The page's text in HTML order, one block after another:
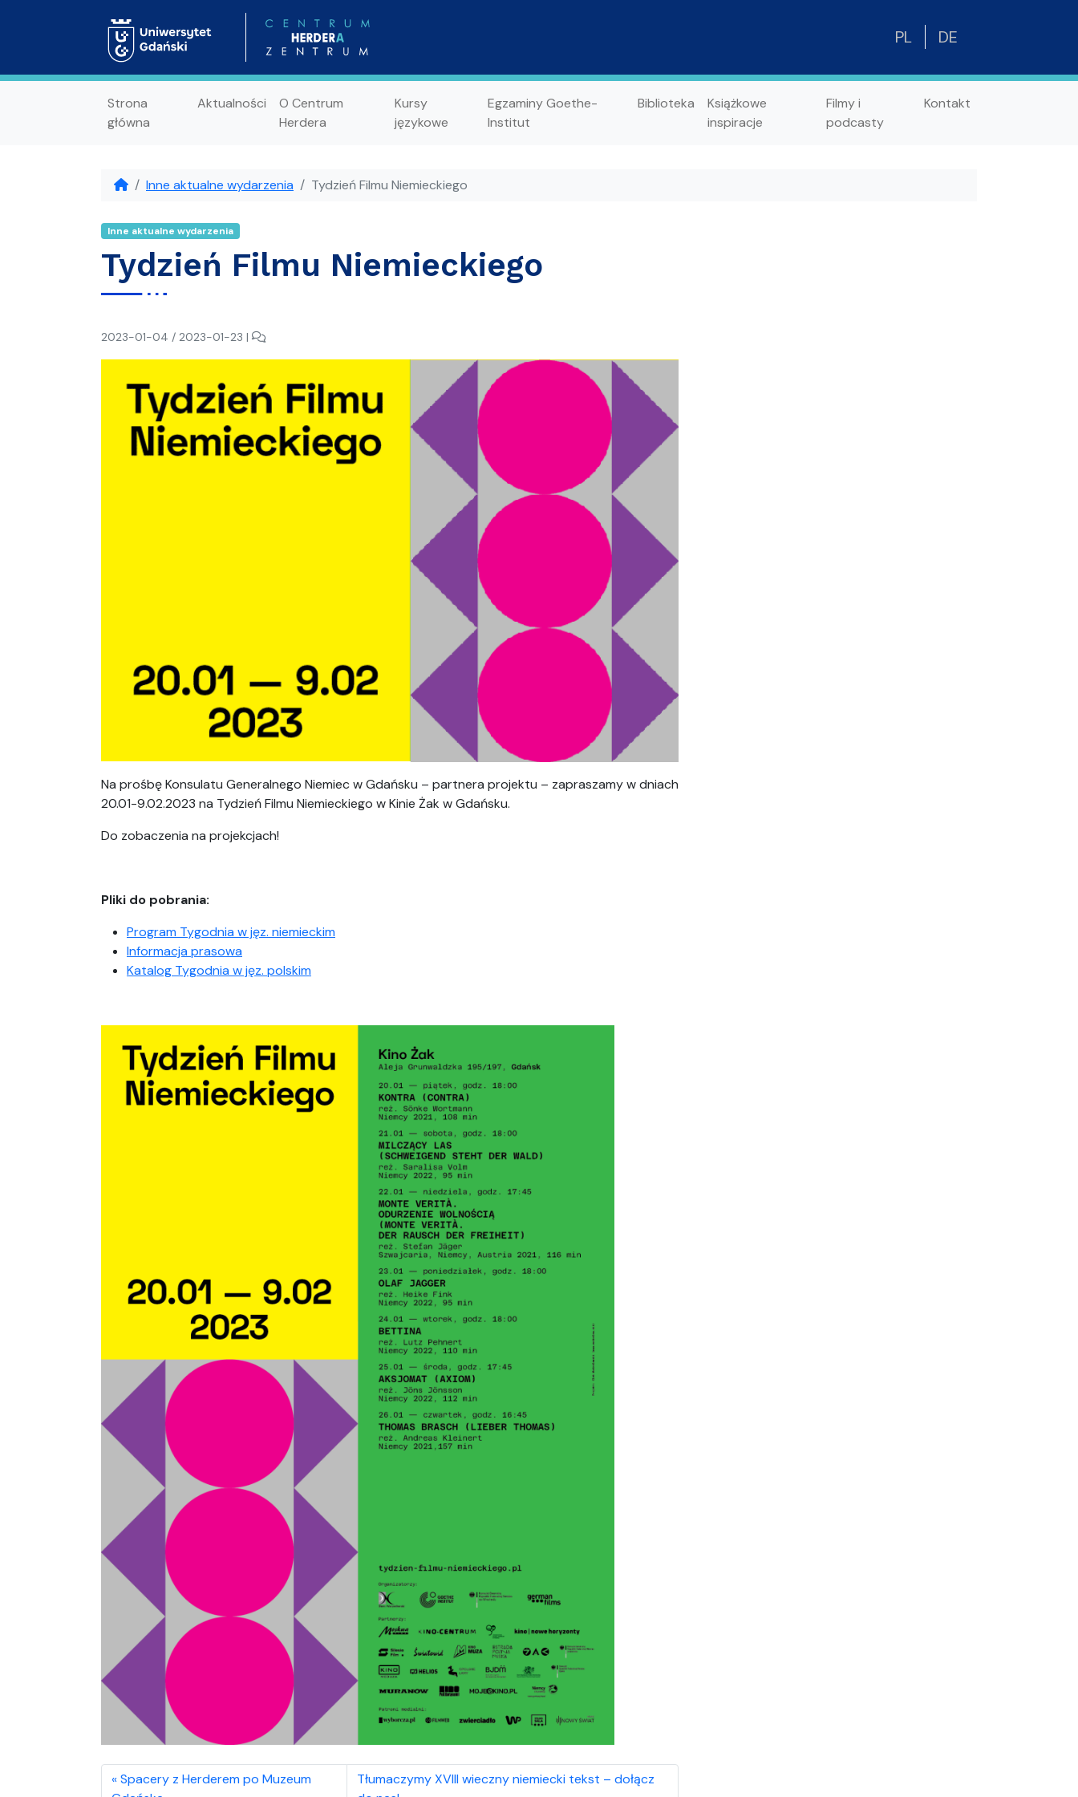
PL DE
Strona
główna
Aktualności
O Centrum
Herdera
Kursy
językowe
Egzaminy Goethe-
Institut
Biblioteka
Książkowe
inspiracje
Filmy i
podcasty
Kontakt
Inne aktualne wydarzenia Tydzień Filmu Niemieckiego
Inne aktualne wydarzenia
Tydzień Filmu Niemieckiego
2023-01-04 / 2023-01-23 napisał(a)
|
Na prośbę Konsulatu Generalnego Niemiec w Gdańsku – partnera projektu – zapraszamy w dniach
20.01-9.02.2023 na Tydzień Filmu Niemieckiego w Kinie Żak w Gdańsku.
Do zobaczenia na projekcjach!
Pliki do pobrania:
Program Tygodnia w jęz. niemieckim
Informacja prasowa
Katalog Tygodnia w jęz. polskim
Spacery z Herderem po Muzeum
Tłumaczymy XVIII wieczny niemiecki tekst – dołącz